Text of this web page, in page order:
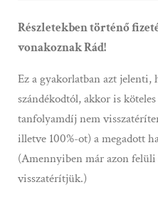
Részletekben történő
vonakoznak Rád!
Ez a gyakorlatban azt jelenti,
szándékodtól, akkor is
tanfolyamdíj nem
illetve 100%-ot) a megadott
(Amennyiben már azon felüli
visszatérítjük.)